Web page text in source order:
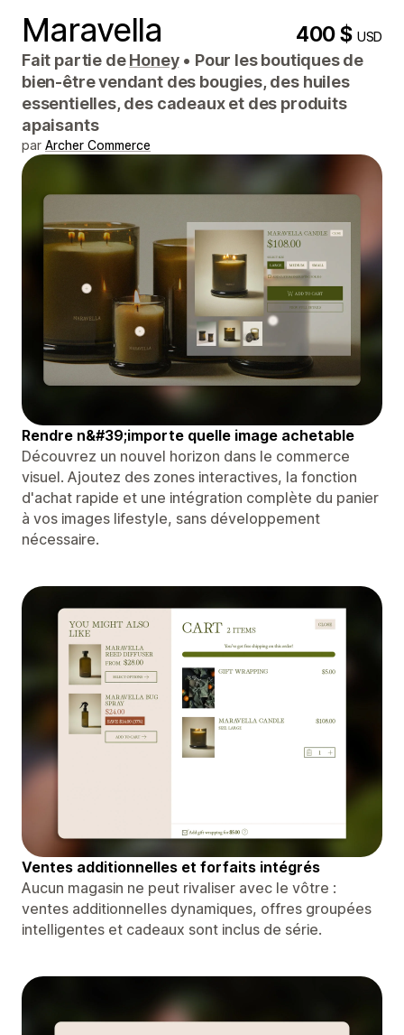
Maravella 400 $USD
Fait partie deHoney • Pour les boutiques de
bien-être vendant des bougies, des huiles
essentielles, des cadeaux et des produits
apaisants
par Archer Commerce
Rendre n&#39;importe quelle image achetable
Découvrez un nouvel horizon dans le commerce
visuel. Ajoutez des zones interactives, la fonction
d'achat rapide et une intégration complète du panier
à vos images lifestyle, sans développement
nécessaire.
Ventes additionnelles et forfaits intégrés
Aucun magasin ne peut rivaliser avec le vôtre :
ventes additionnelles dynamiques, offres groupées
intelligentes et cadeaux sont inclus de série.